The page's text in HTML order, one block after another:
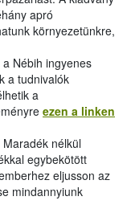
apró
környezetünkre,
Nébih ingyenes
a tudnivalók
a
ezen a linken
nélkül
egybekötött
eljusson az
mindannyiunk